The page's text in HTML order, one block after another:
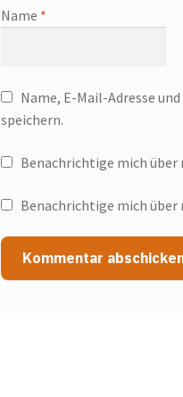
Name *
Name, E-Mail-Adresse
speichern.
Benachrichtige mich
Benachrichtige mich über